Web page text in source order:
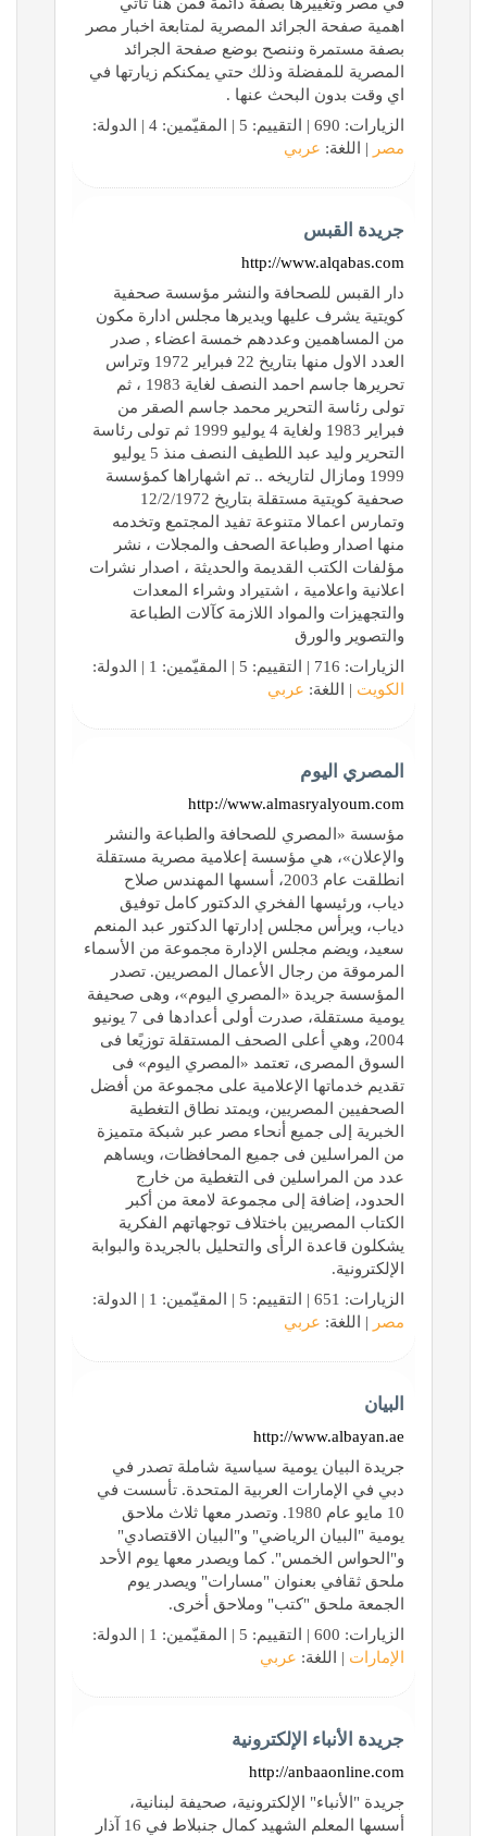
اهمية صفحة الجرائد المصرية لمتابعة اخبار مصر
بصفة مستمرة وننصح بوضع صفحة الجرائد
المصرية للمفضلة وذلك حتي يمكنكم زيارتها في
اي وقت بدون البحث عنها .
الزيارات: 690 | التقييم: 5 | المقيّمين: 4 | الدولة:
مصر | اللغة: عربي
جريدة القبس
http://www.alqabas.com
دار القبس للصحافة والنشر مؤسسة صحفية
كويتية يشرف عليها ويديرها مجلس ادارة مكون
من المساهمين وعددهم خمسة اعضاء , صدر
العدد الاول منها بتاريخ 22 فبراير 1972 وتراس
تحريرها جاسم احمد النصف لغاية 1983 ، ثم
تولى رئاسة التحرير محمد جاسم الصقر من
فبراير 1983 ولغاية 4 يوليو 1999 ثم تولى رئاسة
التحرير وليد عبد اللطيف النصف منذ 5 يوليو
1999 ومازال لتاريخه .. تم اشهاراها كمؤسسة
صحفية كويتية مستقلة بتاريخ 12/2/1972
وتمارس اعمالا متنوعة تفيد المجتمع وتخدمه
منها اصدار وطباعة الصحف والمجلات ، نشر
مؤلفات الكتب القديمة والحديثة ، اصدار نشرات
اعلانية واعلامية ، اشتيراد وشراء المعدات
والتجهيزات والمواد اللازمة كآلات الطباعة
والتصوير والورق
الزيارات: 716 | التقييم: 5 | المقيّمين: 1 | الدولة:
الكويت | اللغة: عربي
المصري اليوم
http://www.almasryalyoum.com
مؤسسة «المصري للصحافة والطباعة والنشر
والإعلان»، ھي مؤسسة إعلامیة مصریة مستقلة
انطلقت عام 2003، أسسھا المھندس صلاح
دیاب، ورئیسھا الفخري الدكتور كامل توفیق
دیاب، ویرأس مجلس إدارتھا الدكتور عبد المنعم
سعید، ویضم مجلس الإدارة مجموعة من الأسماء
المرموقة من رجال الأعمال المصریین. تصدر
المؤسسة جریدة «المصري الیوم»، وھى صحیفة
یومیة مستقلة، صدرت أولى أعدادھا فى 7 یونیو
2004، وھي أعلى الصحف المستقلة توزیًعا فى
السوق المصرى، تعتمد «المصري الیوم» فى
تقدیم خدماتھا الإعلامیة على مجموعة من أفضل
الصحفیین المصریین، ویمتد نطاق التغطیة
الخبریة إلى جمیع أنحاء مصر عبر شبكة متمیزة
من المراسلین فى جمیع المحافظات، ویساھم
عدد من المراسلین فى التغطیة من خارج
الحدود، إضافة إلى مجموعة لامعة من أكبر
الكتاب المصریین باختلاف توجھاتھم الفكریة
یشكلون قاعدة الرأى والتحلیل بالجریدة والبوابة
الإلكترونیة.
الزيارات: 651 | التقييم: 5 | المقيّمين: 1 | الدولة:
مصر | اللغة: عربي
البيان
http://www.albayan.ae
جريدة البيان يومية سياسية شاملة تصدر في
دبي في الإمارات العربية المتحدة. تأسست في
10 مايو عام 1980. وتصدر معها ثلاث ملاحق
يومية "البيان الرياضي" و"البيان الاقتصادي"
و"الحواس الخمس". كما ويصدر معها يوم الأحد
ملحق ثقافي بعنوان "مسارات" ويصدر يوم
الجمعة ملحق "كتب" وملاحق أخرى.
الزيارات: 600 | التقييم: 5 | المقيّمين: 1 | الدولة:
الإمارات | اللغة: عربي
جريدة الأنباء الإلكترونية
http://anbaaonline.com
جريدة "الأنباء" الإلكترونية، صحيفة لبنانية،
أسسها المعلم الشهيد كمال جنبلاط في 16 آذار